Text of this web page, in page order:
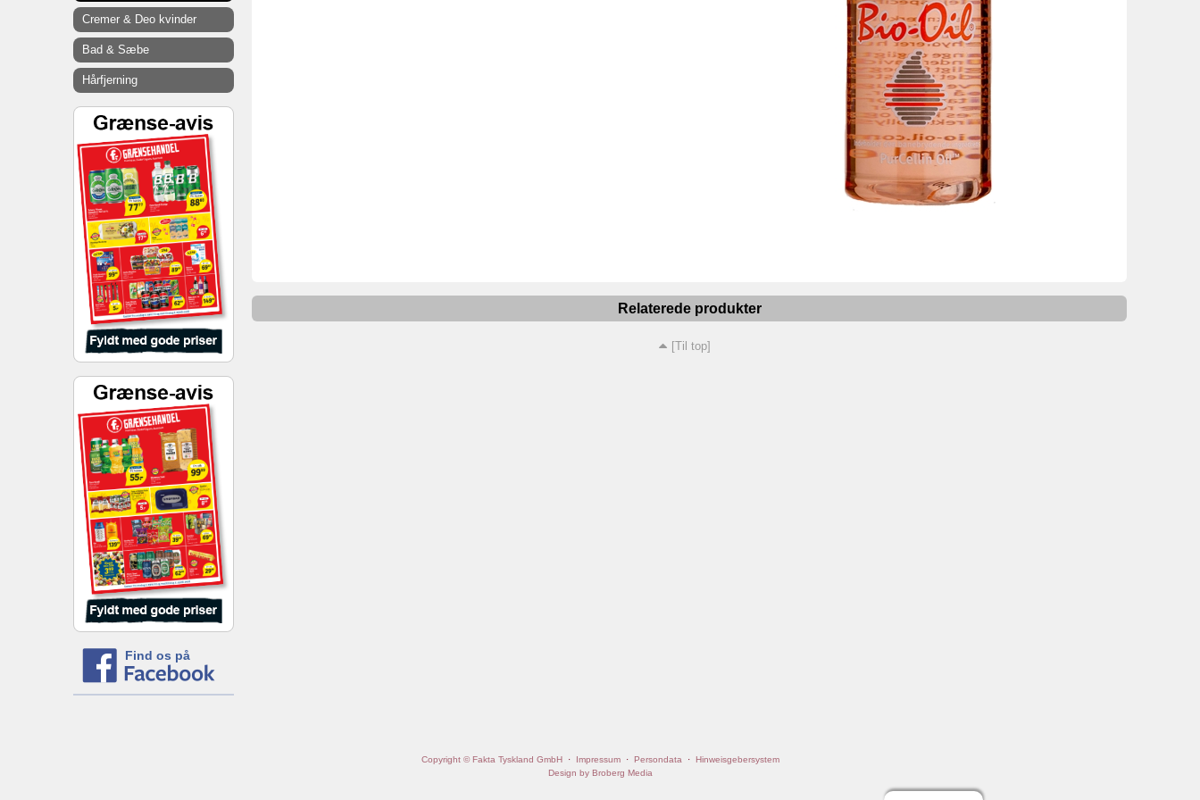
Relaterede produkter
[Til top]
Cremer & Deo kvinder
Bad & Sæbe
Hårfjerning
Find os på
Copyright © Fakta Tyskland GmbH· Impressum· Persondata · Hinweisgebersystem
Design by Broberg Media